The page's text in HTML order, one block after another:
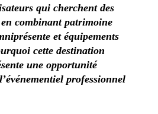
qui cherchent des
combinant patrimoine
et équipements
cette destination
une opportunité
professionnel